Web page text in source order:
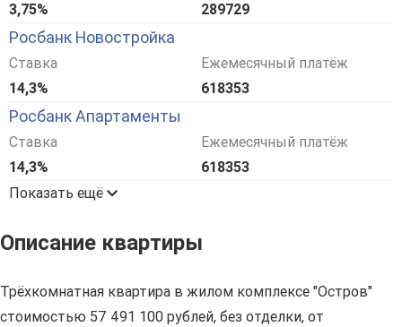
3,75%
289729
Росбанк Новостройка
Ставка
14,3%
Ежемесячный платёж
618353
Росбанк Апартаменты
Ставка
14,3%
Ежемесячный платёж
618353
Показать ещё
Описание квартиры
Трёхкомнатная квартира в жилом комплексе "Остров"
стоимостью 57 491 100 рублей, без отделки, от